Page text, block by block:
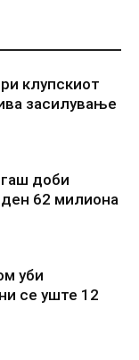
клупскиот
засилување
доби
62 милиона
уби
се уште 12